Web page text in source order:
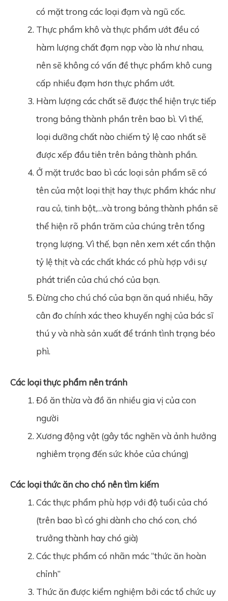
có mặt trong các loại đạm và ngũ cốc.
Thực phẩm khô và thực phẩm ướt đều có
hàm lượng chất đạm nạp vào là như nhau,
nên sẽ không có vấn đề thực phẩm khô cung
cấp nhiều đạm hơn thực phẩm ướt.
Hàm lượng các chất sẽ được thể hiện trực tiếp
trong bảng thành phần trên bao bì. Vì thế,
loại dưỡng chất nào chiếm tỷ lệ cao nhất sẽ
được xếp đầu tiên trên bảng thành phần.
Ở mặt trước bao bì các loại sản phẩm sẽ có
tên của một loại thịt hay thực phẩm khác như
rau củ, tinh bột,…và trong bảng thành phần sẽ
thể hiện rõ phần trăm của chúng trên tổng
trọng lượng. Vì thế, bạn nên xem xét cẩn thận
tỷ lệ thịt và các chất khác có phù hợp với sự
phát triển của chú chó của bạn.
Đừng cho chú chó của bạn ăn quá nhiều, hãy
cân đo chính xác theo khuyến nghị của bác sĩ
thú y và nhà sản xuất để tránh tình trạng béo
phì.
Các loại thực phẩm nên tránh
Đồ ăn thừa và đồ ăn nhiều gia vị của con
người
Xương động vật (gây tắc nghẽn và ảnh hưởng
nghiêm trọng đến sức khỏe của chúng)
Các loại thức ăn cho chó nên tìm kiếm
Các thực phẩm phù hợp với độ tuổi của chó
(trên bao bì có ghi dành cho chó con, chó
trưởng thành hay chó già)
Các thực phẩm có nhãn mác “thức ăn hoàn
chỉnh”
Thức ăn được kiểm nghiệm bởi các tổ chức uy